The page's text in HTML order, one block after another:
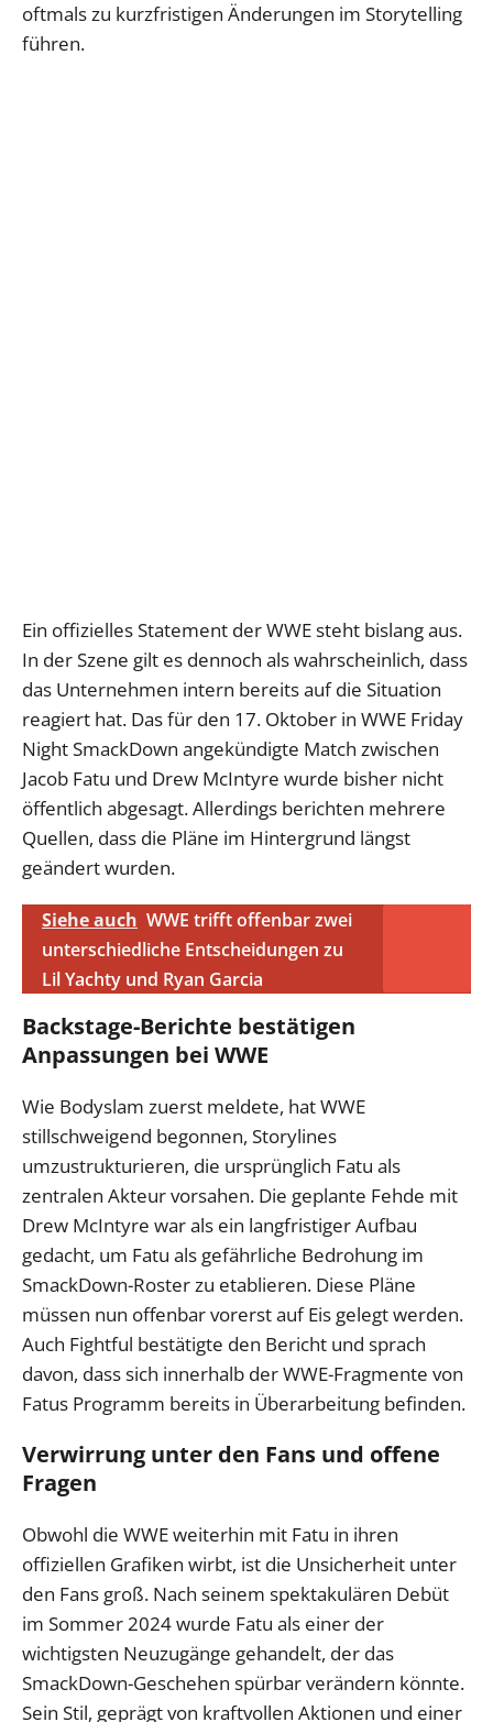
oftmals zu kurzfristigen Änderungen im Storytelling
führen.
Ein offizielles Statement der WWE steht bislang aus.
In der Szene gilt es dennoch als wahrscheinlich, dass
das Unternehmen intern bereits auf die Situation
reagiert hat. Das für den 17. Oktober in WWE Friday
Night SmackDown angekündigte Match zwischen
Jacob Fatu und Drew McIntyre wurde bisher nicht
öffentlich abgesagt. Allerdings berichten mehrere
Quellen, dass die Pläne im Hintergrund längst
geändert wurden.
Siehe auch WWE trifft offenbar zwei
unterschiedliche Entscheidungen zu
Lil Yachty und Ryan Garcia
Backstage-Berichte bestätigen
Anpassungen bei WWE
Wie Bodyslam zuerst meldete, hat WWE
stillschweigend begonnen, Storylines
umzustrukturieren, die ursprünglich Fatu als
zentralen Akteur vorsahen. Die geplante Fehde mit
Drew McIntyre war als ein langfristiger Aufbau
gedacht, um Fatu als gefährliche Bedrohung im
SmackDown-Roster zu etablieren. Diese Pläne
müssen nun offenbar vorerst auf Eis gelegt werden.
Auch Fightful bestätigte den Bericht und sprach
davon, dass sich innerhalb der WWE-Fragmente von
Fatus Programm bereits in Überarbeitung befinden.
Verwirrung unter den Fans und offene
Fragen
Obwohl die WWE weiterhin mit Fatu in ihren
offiziellen Grafiken wirbt, ist die Unsicherheit unter
den Fans groß. Nach seinem spektakulären Debüt
im Sommer 2024 wurde Fatu als einer der
wichtigsten Neuzugänge gehandelt, der das
SmackDown-Geschehen spürbar verändern könnte.
Sein Stil, geprägt von kraftvollen Aktionen und einer